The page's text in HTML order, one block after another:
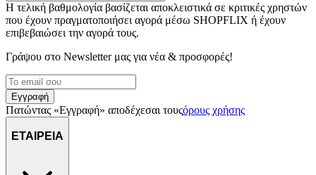
Η τελική βαθμολογία βασίζεται αποκλειστικά σε κριτικές χρηστών
που έχουν πραγματοποιήσει αγορά μέσω SHOPFLIX ή έχουν
επιβεβαιώσει την αγορά τους.
Γράψου στο Νewsletter μας για νέα & προσφορές!
Εγγραφή
Πατώντας «Εγγραφή» αποδέχεσαι τουςόρους χρήσης
ΕΤΑΙΡΕΙΑ